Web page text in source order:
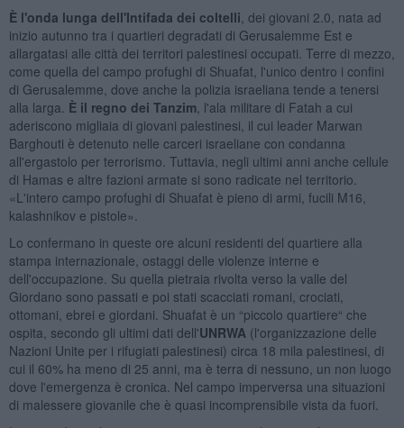
È l'onda lunga dell'Intifada dei coltelli , dei giovani 2.0, nata ad
inizio autunno tra i quartieri degradati di Gerusalemme Est e
allargatasi alle città dei territori palestinesi occupati. Terre di mezzo,
come quella del campo profughi di Shuafat, l'unico dentro i confini
di Gerusalemme, dove anche la polizia israeliana tende a tenersi
alla larga. È il regno dei Tanzim, l'ala militare di Fatah a cui
aderiscono migliaia di giovani palestinesi, il cui leader Marwan
Barghouti è detenuto nelle carceri israeliane con condanna
all'ergastolo per terrorismo. Tuttavia, negli ultimi anni anche cellule
di Hamas e altre fazioni armate si sono radicate nel territorio.
«L'intero campo profughi di Shuafat è pieno di armi, fucili M16,
kalashnikov e pistole».
Lo confermano in queste ore alcuni residenti del quartiere alla
stampa internazionale, ostaggi delle violenze interne e
dell'occupazione. Su quella pietraia rivolta verso la valle del
Giordano sono passati e poi stati scacciati romani, crociati,
ottomani, ebrei e giordani. Shuafat è un “piccolo quartiere“ che
ospita, secondo gli ultimi dati dell'UNRWA (l'organizzazione delle
Nazioni Unite per i rifugiati palestinesi) circa 18 mila palestinesi, di
cui il 60% ha meno di 25 anni, ma è terra di nessuno, un non luogo
dove l'emergenza è cronica. Nel campo imperversa una situazioni
di malessere giovanile che è quasi incomprensibile vista da fuori.